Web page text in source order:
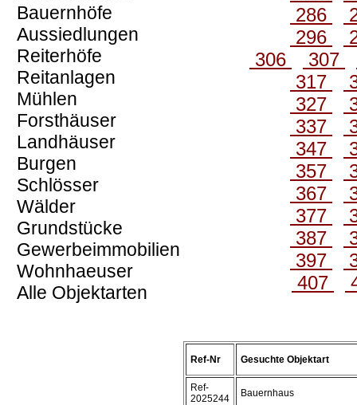
Bauernhöfe
Aussiedlungen
Reiterhöfe
Reitanlagen
Mühlen
Forsthäuser
Landhäuser
Burgen
Schlösser
Wälder
Grundstücke
Gewerbeimmobilien
Wohnhaeuser
Alle Objektarten
286
296
306
307
317
327
337
347
357
367
377
387
397
407
Ref-Nr Gesuchte Objektart
Ref-
2025244
Bauernhaus